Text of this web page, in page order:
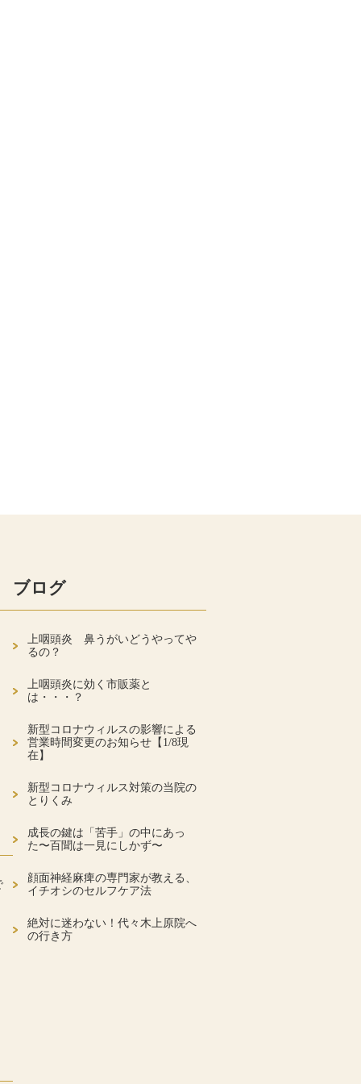
ブログ
上咽頭炎 鼻うがいどうやってや
るの？
上咽頭炎に効く市販薬と
は・・・？
新型コロナウィルスの影響による
営業時間変更のお知らせ【1/8現
在】
新型コロナウィルス対策の当院の
とりくみ
成長の鍵は「苦手」の中にあっ
た〜百聞は一見にしかず〜
顔面神経麻痺の専門家が教える、
イチオシのセルフケア法
絶対に迷わない！代々木上原院へ
の行き方